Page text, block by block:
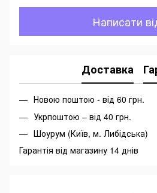
Написати
Доставка
Новою поштою - від 60 грн.
Укрпоштою – від 40 грн.
Шоурум (Київ, м. Либідська)
Гарантія від магазину 14 днів